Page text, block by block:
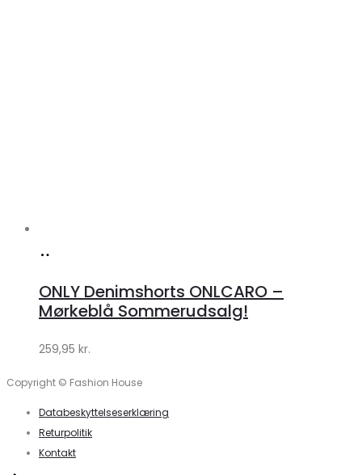
Klædeskabet.dk
ONLY Denimshorts ONLCARO –
Mørkeblå Sommerudsalg!
259,95 kr.
Copyright © Fashion House
Databeskyttelseserklæring
Returpolitik
Kontakt